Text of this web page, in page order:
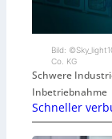
Bild:
Co. KG
Schwere
Inbetriebnahme
Schneller